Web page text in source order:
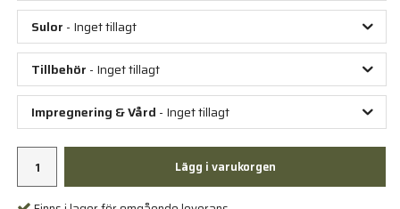
Sulor - Inget tillagt
Tillbehör - Inget tillagt
Impregnering & Vård - Inget tillagt
Lägg i varukorgen